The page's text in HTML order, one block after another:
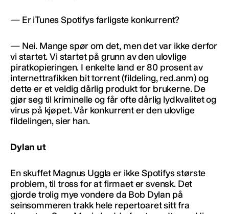
— Er iTunes Spotifys farligste konkurrent?
— Nei. Mange spør om det, men det var ikke derfor
vi startet. Vi startet på grunn av den ulovlige
piratkopieringen. I enkelte land er 80 prosent av
internettrafikken bit torrent (fildeling, red.anm) og
dette er et veldig dårlig produkt for brukerne. De
gjør seg til kriminelle og får ofte dårlig lydkvalitet og
virus på kjøpet. Vår konkurrent er den ulovlige
fildelingen, sier han.
Dylan ut
En skuffet Magnus Uggla er ikke Spotifys største
problem, til tross for at firmaet er svensk. Det
gjorde trolig mye vondere da Bob Dylan på
seinsommeren trakk hele repertoaret sitt fra